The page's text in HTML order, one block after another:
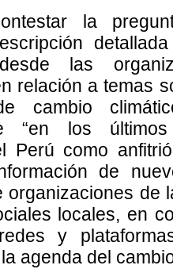
la
desde las
relación a temas
cambio
“en los
Perú como
de
organizaciones de
locales, en
y
agenda del